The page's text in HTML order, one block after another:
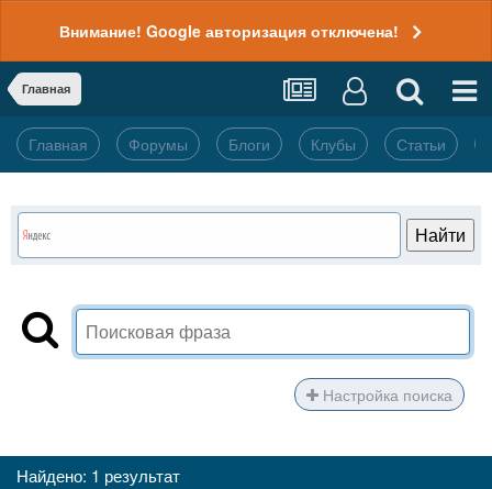
Внимание! Google авторизация отключена!
Главная
Главная Форумы Блоги Клубы Статьи
Настройка поиска
Найдено: 1 результат